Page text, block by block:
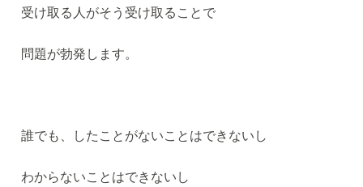
受け取る人がそう受け取ることで
問題が勃発します。
誰でも、したことがないことはできないし
わからないことはできないし